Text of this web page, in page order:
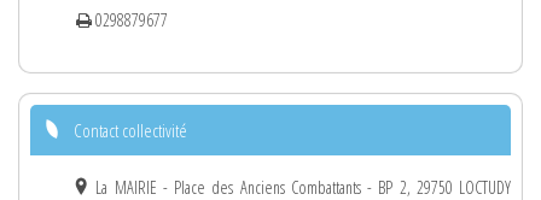
0298879677
Contact collectivité
La MAIRIE - Place des Anciens Combattants - BP 2, 29750 LOCTUDY